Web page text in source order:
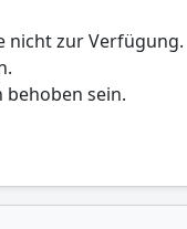
nicht zur
behoben sein.